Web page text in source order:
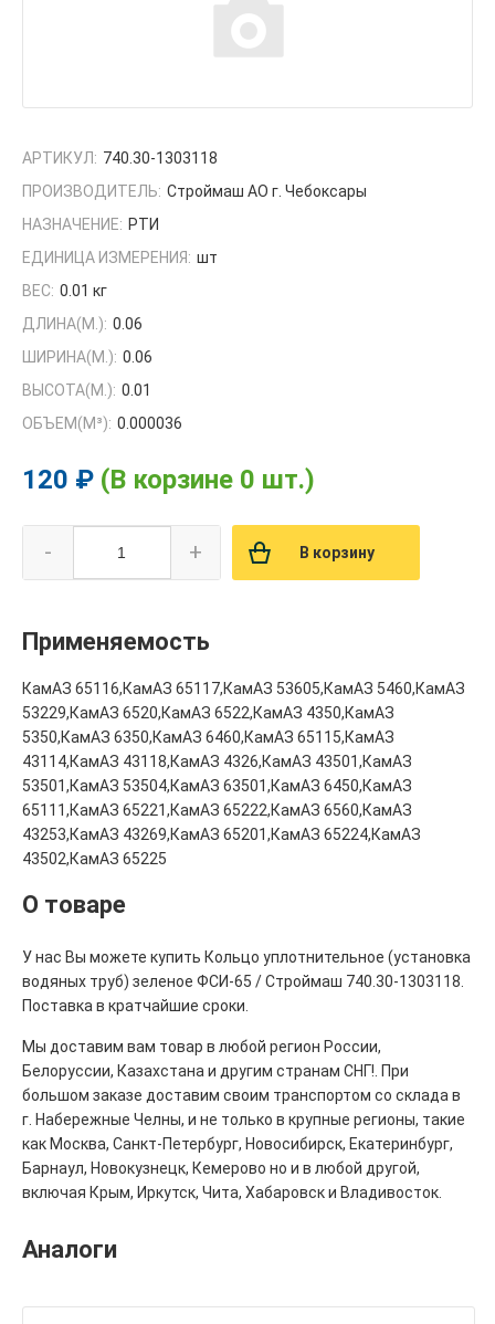
АРТИКУЛ: 740.30-1303118
ПРОИЗВОДИТЕЛЬ: Строймаш АО г. Чебоксары
НАЗНАЧЕНИЕ: РТИ
ЕДИНИЦА ИЗМЕРЕНИЯ: шт
ВЕС: 0.01 кг
ДЛИНА(М.): 0.06
ШИРИНА(М.): 0.06
ВЫСОТА(М.): 0.01
ОБЪЕМ(M³): 0.000036
120 ₽ (В корзине 0 шт.)
- + В корзину
Применяемость
КамАЗ 65116,КамАЗ 65117,КамАЗ 53605,КамАЗ 5460,КамАЗ
53229,КамАЗ 6520,КамАЗ 6522,КамАЗ 4350,КамАЗ
5350,КамАЗ 6350,КамАЗ 6460,КамАЗ 65115,КамАЗ
43114,КамАЗ 43118,КамАЗ 4326,КамАЗ 43501,КамАЗ
53501,КамАЗ 53504,КамАЗ 63501,КамАЗ 6450,КамАЗ
65111,КамАЗ 65221,КамАЗ 65222,КамАЗ 6560,КамАЗ
43253,КамАЗ 43269,КамАЗ 65201,КамАЗ 65224,КамАЗ
43502,КамАЗ 65225
О товаре
У нас Вы можете купить Кольцо уплотнительное (установка
водяных труб) зеленое ФСИ-65 / Строймаш 740.30-1303118.
Поставка в кратчайшие сроки.
Мы доставим вам товар в любой регион России,
Белоруссии, Казахстана и другим странам СНГ!. При
большом заказе доставим своим транспортом со склада в
г. Набережные Челны, и не только в крупные регионы, такие
как Москва, Санкт-Петербург, Новосибирск, Екатеринбург,
Барнаул, Новокузнецк, Кемерово но и в любой другой,
включая Крым, Иркутск, Чита, Хабаровск и Владивосток.
Аналоги